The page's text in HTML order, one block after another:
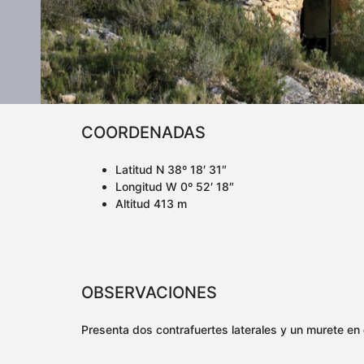
COORDENADAS
Latitud N 38º 18′ 31″
Longitud W 0º 52′ 18″
Altitud 413 m
OBSERVACIONES
Presenta dos contrafuertes laterales y un murete